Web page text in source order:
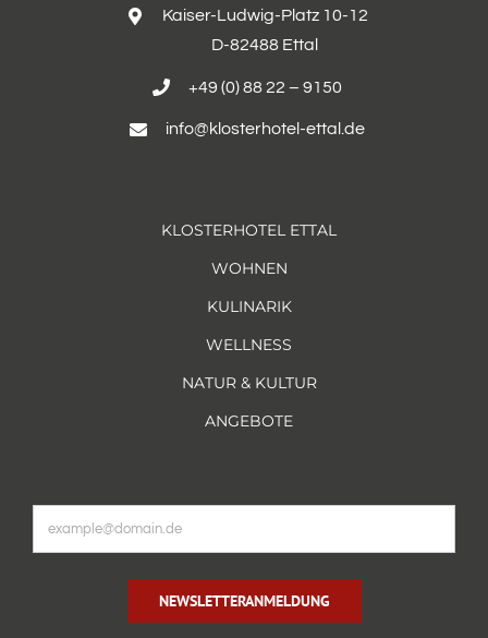
Kaiser-Ludwig-Platz 10-12
D-82488 Ettal
+49 (0) 88 22 – 9150
info@klosterhotel-ettal.de
KLOSTERHOTEL ETTAL
WOHNEN
KULINARIK
WELLNESS
NATUR & KULTUR
ANGEBOTE
NEWSLETTERANMELDUNG